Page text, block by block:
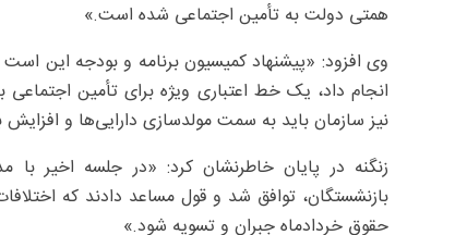
همتی دولت به تأمین اجتماعی شده است.»
وی افزود: «پیشنهاد کمیسیون برنامه و بودجه این
انجام داد، یک خط اعتباری ویژه برای تأمین
نیز سازمان باید به سمت مولدسازی دارایی‌ها و
زنگنه در پایان خاطرنشان کرد: «در جلسه اخیر با
بازنشستگان، توافق شد و قول مساعد دادند که
حقوق خردادماه جبران و تسویه شود.»